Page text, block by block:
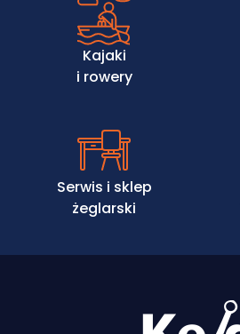
Kajaki
i rowery
Serwis i sklep
żeglarski